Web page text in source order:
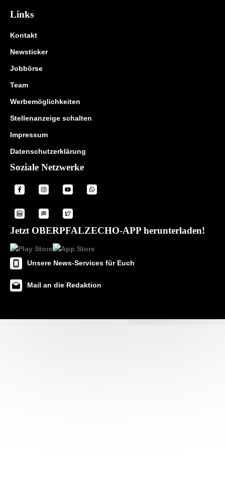
Links
Kontakt
Newsticker
Jobbörse
Team
Werbemöglichkeiten
Stellenanzeige schalten
Impressum
Datenschutzerklärung
Soziale Netzwerke
Jetzt OBERPFALZECHO-APP herunterladen!
Unsere News-Services für Euch
Mail an die Redaktion